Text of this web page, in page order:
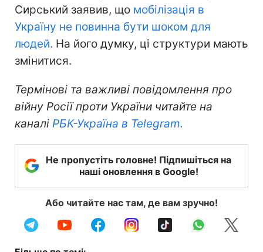
Сирський заявив, що мобілізація в
Україну не повинна бути шоком для
людей. На його думку, ці структури мають
змінитися.
Термінові та важливі повідомлення про
війну Росії проти України читайте на
каналі РБК-Україна в Telegram.
Не пропустіть головне! Підпишіться на
наші оновлення в Google!
Або читайте нас там, де вам зручно!